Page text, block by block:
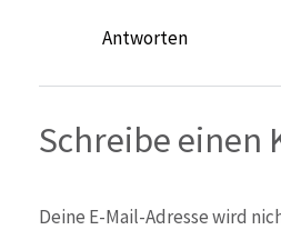
Antworten
Schreibe einen
Deine E-Mail-Adresse wird